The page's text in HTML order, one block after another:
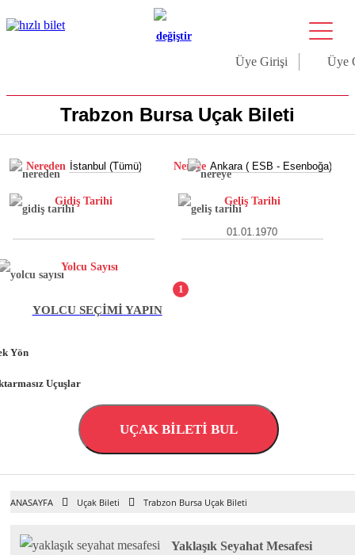
Üye Girişi Üye
Trabzon Bursa Uçak Bileti
Nereden Nereye
Gidiş Tarihi Geliş Tarihi
Yolcu Sayısı
1
YOLCU SEÇİMİ YAPIN
Yön
Uçuşlar
UÇAK BİLETİ BUL
ANASAYFA Uçak Bileti Trabzon Bursa Uçak Bileti
Yaklaşık Seyahat Mesafesi